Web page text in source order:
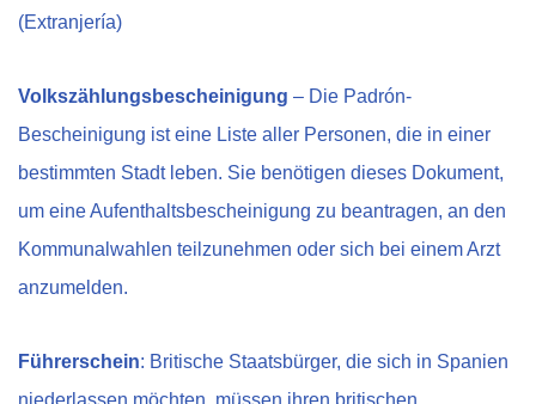
(Extranjería)
Volkszählungsbescheinigung – Die Padrón-
Bescheinigung ist eine Liste aller Personen, die in einer
bestimmten Stadt leben. Sie benötigen dieses Dokument,
um eine Aufenthaltsbescheinigung zu beantragen, an den
Kommunalwahlen teilzunehmen oder sich bei einem Arzt
anzumelden.
Führerschein: Britische Staatsbürger, die sich in Spanien
niederlassen möchten, müssen ihren britischen